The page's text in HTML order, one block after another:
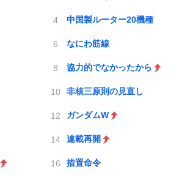
中国製ルーター20機種
なにわ筋線
協力的でなかったから
非核三原則の見直し
ガンダムW
連載再開
措置命令